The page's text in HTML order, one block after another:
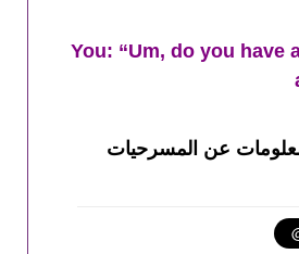
You: “Um, do you have
عن المسرحيات